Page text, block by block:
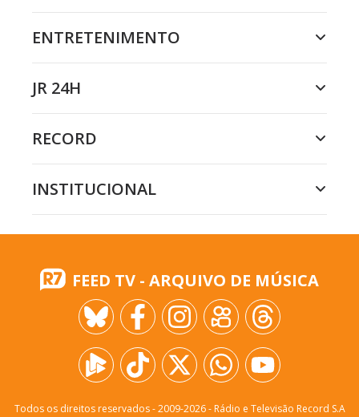
ENTRETENIMENTO
JR 24H
RECORD
INSTITUCIONAL
FEED TV - ARQUIVO DE MÚSICA
Todos os direitos reservados - 2009-2026- Rádio e Televisão Record S.A